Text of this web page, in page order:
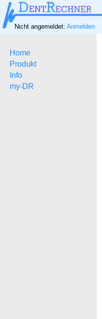
Nicht angemeldet: Anmelden
Home
Produkt
Info
my-DR